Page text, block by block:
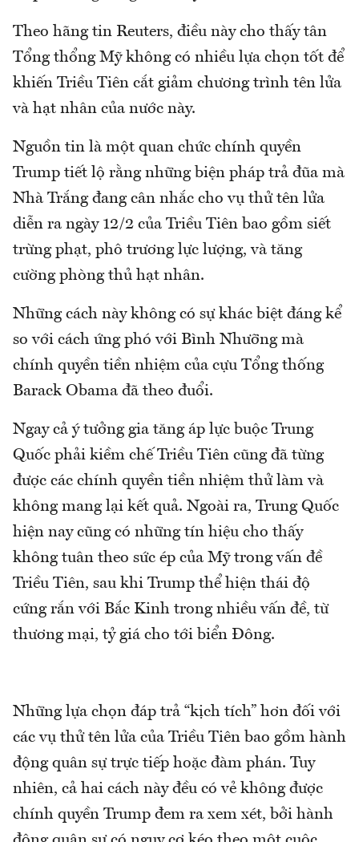
Theo hãng tin Reuters, điều này cho thấy tân
Tổng thổng Mỹ không có nhiều lựa chọn tốt để
khiến Triều Tiên cắt giảm chương trình tên lửa
và hạt nhân của nước này.
Nguồn tin là một quan chức chính quyền
Trump tiết lộ rằng những biện pháp trả đũa mà
Nhà Trắng đang cân nhắc cho vụ thử tên lửa
diễn ra ngày 12/2 của Triều Tiên bao gồm siết
trừng phạt, phô trương lực lượng, và tăng
cường phòng thủ hạt nhân.
Những cách này không có sự khác biệt đáng kể
so với cách ứng phó với Bình Nhưỡng mà
chính quyền tiền nhiệm của cựu Tổng thống
Barack Obama đã theo đuổi.
Ngay cả ý tưởng gia tăng áp lực buộc Trung
Quốc phải kiềm chế Triều Tiên cũng đã từng
được các chính quyền tiền nhiệm thử làm và
không mang lại kết quả. Ngoài ra, Trung Quốc
hiện nay cũng có những tín hiệu cho thấy
không tuân theo sức ép của Mỹ trong vấn đề
Triều Tiên, sau khi Trump thể hiện thái độ
cứng rắn với Bắc Kinh trong nhiều vấn đề, từ
thương mại, tỷ giá cho tới biển Đông.
Những lựa chọn đáp trả “kịch tích” hơn đối với
các vụ thử tên lửa của Triều Tiên bao gồm hành
động quân sự trực tiếp hoặc đàm phán. Tuy
nhiên, cả hai cách này đều có vẻ không được
chính quyền Trump đem ra xem xét, bởi hành